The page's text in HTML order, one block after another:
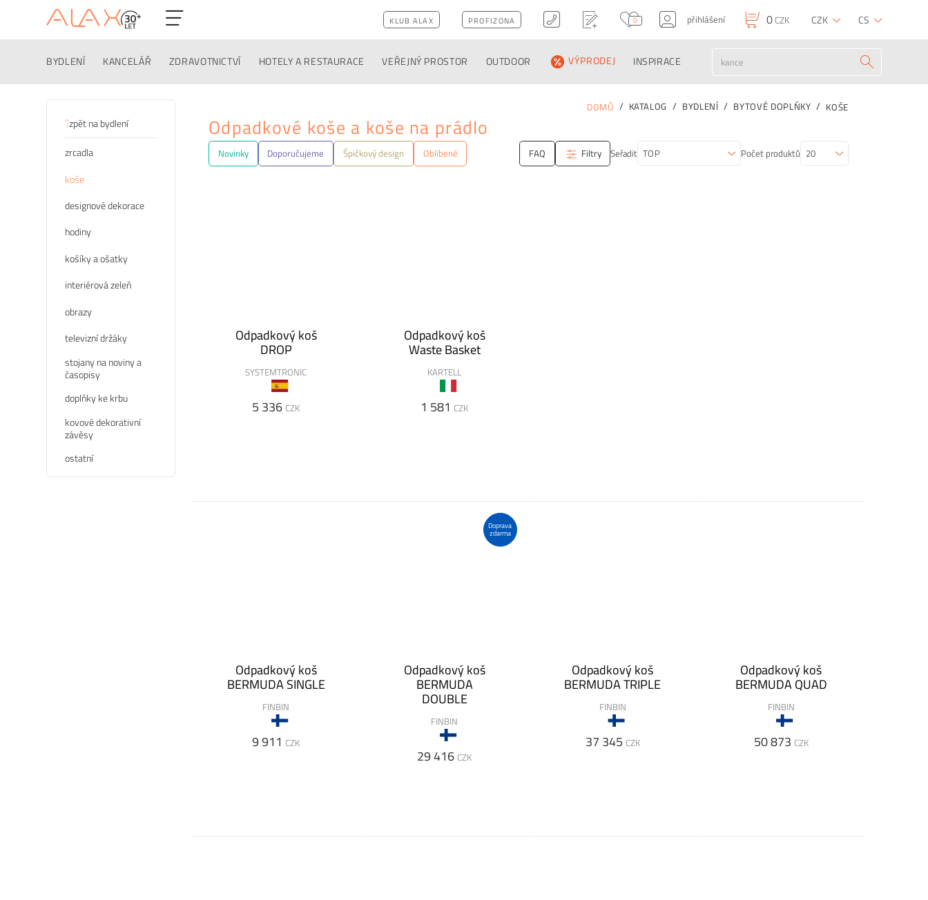
KLUB ALAX PROFIZONA 0 přihlášení 0CZK CZK CS
BYDLENÍ KANCELÁŘ ZDRAVOTNICTVÍ HOTELY A RESTAURACE VEŘEJNÝ PROSTOR OUTDOOR VÝPRODEJ INSPIRACE
zpět na bydlení
zrcadla
koše
designové dekorace
hodiny
košíky a ošatky
interiérová zeleň
obrazy
televizní držáky
stojany na noviny a
časopisy
doplňky ke krbu
kovové dekorativní
závěsy
ostatní
DOMŮ KATALOG BYDLENÍ BYTOVÉ DOPLŇKY KOŠE
Odpadkové koše a koše na prádlo
Novinky Doporučujeme Špičkový design Oblíbené FAQ Filtry Seřadit Počet produktů
Odpadkový koš
DROP
SYSTEMTRONIC
5 336 CZK
Odpadkový koš
Waste Basket
KARTELL
1 581 CZK
Odpadkový koš
BERMUDA SINGLE
FINBIN
9 911 CZK
Doprava
zdarma
Odpadkový koš
BERMUDA
DOUBLE
FINBIN
29 416 CZK
Odpadkový koš
BERMUDA TRIPLE
FINBIN
37 345 CZK
Odpadkový koš
BERMUDA QUAD
FINBIN
50 873 CZK